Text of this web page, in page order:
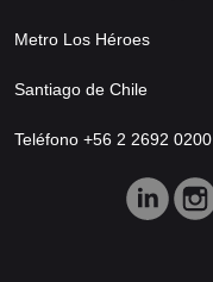
Metro Los Héroes
Santiago de Chile
Teléfono +56 2 2692 0200